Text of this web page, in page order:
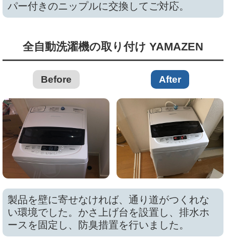
パー付きのニップルに交換してご対応。
全自動洗濯機の取り付け YAMAZEN
Before After
製品を壁に寄せなければ、通り道がつくれな
い環境でした。かさ上げ台を設置し、排水ホ
ースを固定し、防臭措置を行いました。